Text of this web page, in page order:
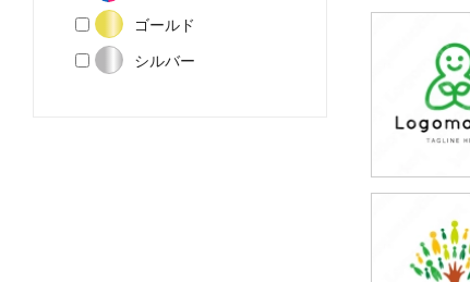
ゴールド
シルバー
79,800
(税込
(税込